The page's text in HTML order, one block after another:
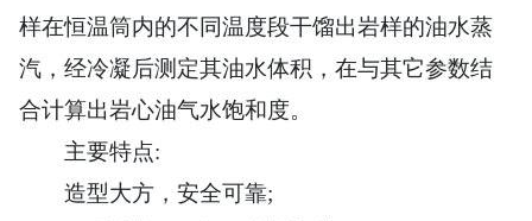
样在恒温筒内的不同温度段干馏出岩样的油水蒸
汽，经冷凝后测定其油水体积，在与其它参数结
合计算出岩心油气水饱和度。
主要特点:
造型大方，安全可靠;